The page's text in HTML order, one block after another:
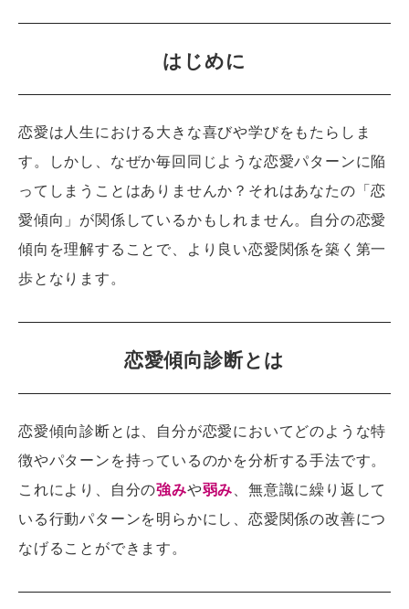
はじめに
恋愛は人生における大きな喜びや学びをもたらしま
す。しかし、なぜか毎回同じような恋愛パターンに陥
ってしまうことはありませんか？それはあなたの「恋
愛傾向」が関係しているかもしれません。自分の恋愛
傾向を理解することで、より良い恋愛関係を築く第一
歩となります。
恋愛傾向診断とは
恋愛傾向診断とは、自分が恋愛においてどのような特
徴やパターンを持っているのかを分析する手法です。
これにより、自分の強みや弱み、無意識に繰り返して
いる行動パターンを明らかにし、恋愛関係の改善につ
なげることができます。